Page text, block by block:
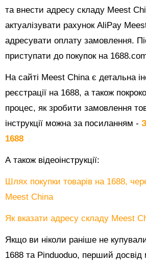
та внести адресу складу Meest
актуалізувати рахунок AliPay
адресувати оплату замовлення.
приступати до покупок на
На сайті Meest China є детальна
реєстрації на 1688, а також
процес, як зробити замовлення
інструкції можна за посиланням -
1688
А також відеоінструкції:
Шлях покупки товарів на 1688,
Meest China
Як вказати адресу складу Meest
Якщо ви ніколи раніше не
1688 та Pinduoduo, перший досвід